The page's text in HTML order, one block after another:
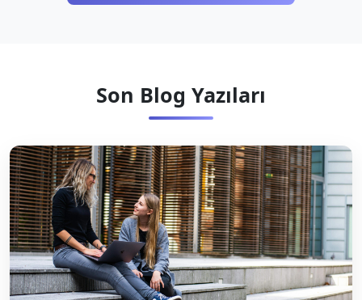
Son Blog Yazıları